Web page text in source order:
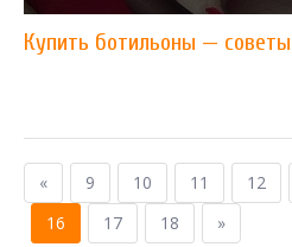
Купить ботильоны —
« 9 10 11 12
16
17 18 »